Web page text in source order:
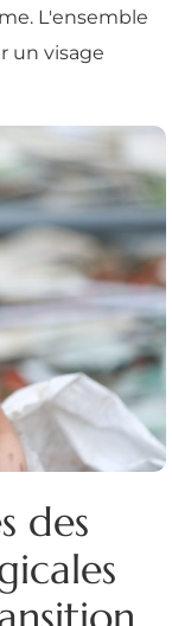
L'ensemble
un visage
des